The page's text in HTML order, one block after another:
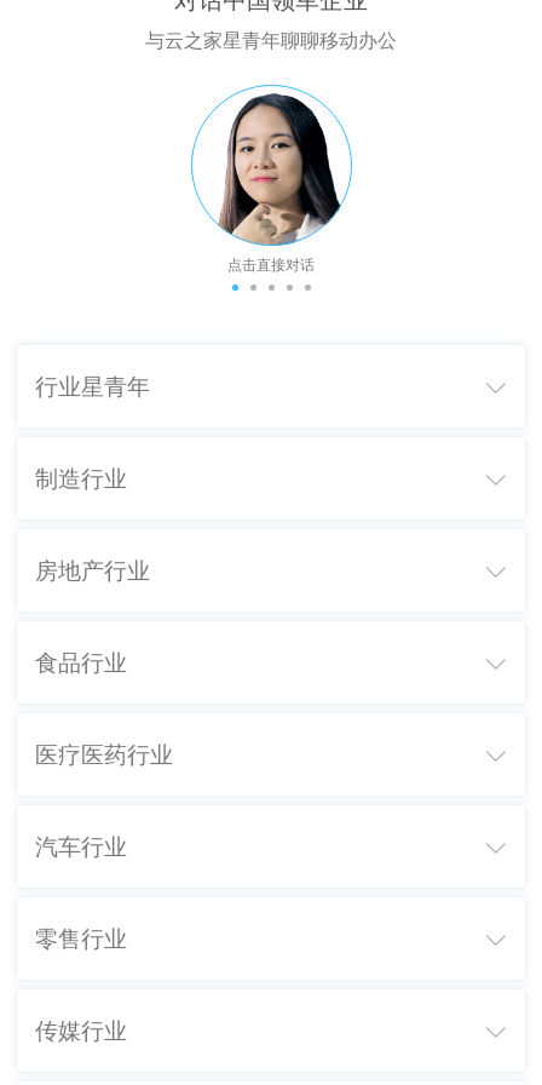
与云之家星青年聊聊移动办公
点击直接对话
行业星青年 
制造行业 
房地产行业 
食品行业 
医疗医药行业 
汽车行业 
零售行业 
传媒行业 